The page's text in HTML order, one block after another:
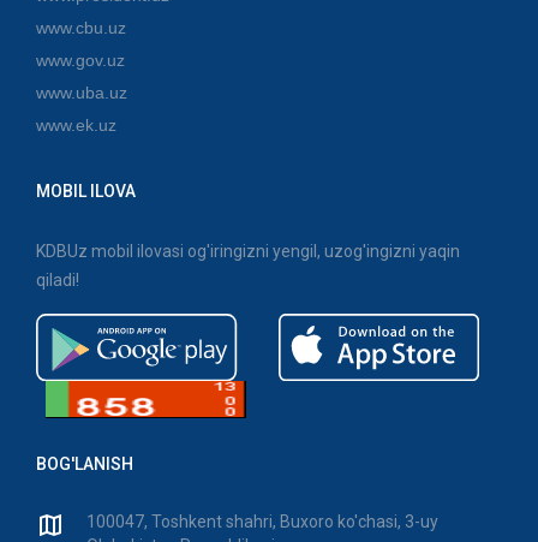
www.cbu.uz
www.gov.uz
www.uba.uz
www.ek.uz
MOBIL ILOVA
KDBUz mobil ilovasi og'iringizni yengil, uzog'ingizni yaqin
qiladi!
BOG'LANISH
100047, Toshkent shahri, Buxoro ko'chasi, 3-uy